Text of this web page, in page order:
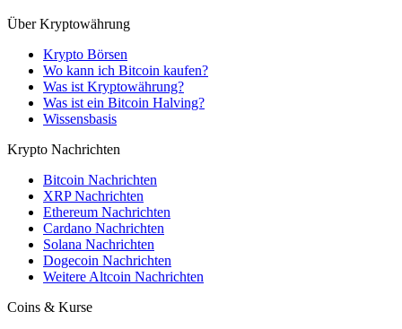
Über Kryptowährung
Krypto Börsen
Wo kann ich Bitcoin kaufen?
Was ist Kryptowährung?
Was ist ein Bitcoin Halving?
Wissensbasis
Krypto Nachrichten
Bitcoin Nachrichten
XRP Nachrichten
Ethereum Nachrichten
Cardano Nachrichten
Solana Nachrichten
Dogecoin Nachrichten
Weitere Altcoin Nachrichten
Coins & Kurse